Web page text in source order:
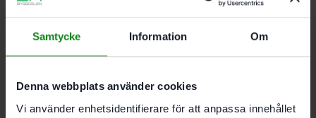
Samtycke Information Om
Denna webbplats använder cookies
Vi använder enhetsidentifierare för att anpassa innehållet
80×133 P120 10-pack
Granat
102kr